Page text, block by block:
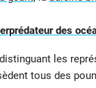
des
les
tous des